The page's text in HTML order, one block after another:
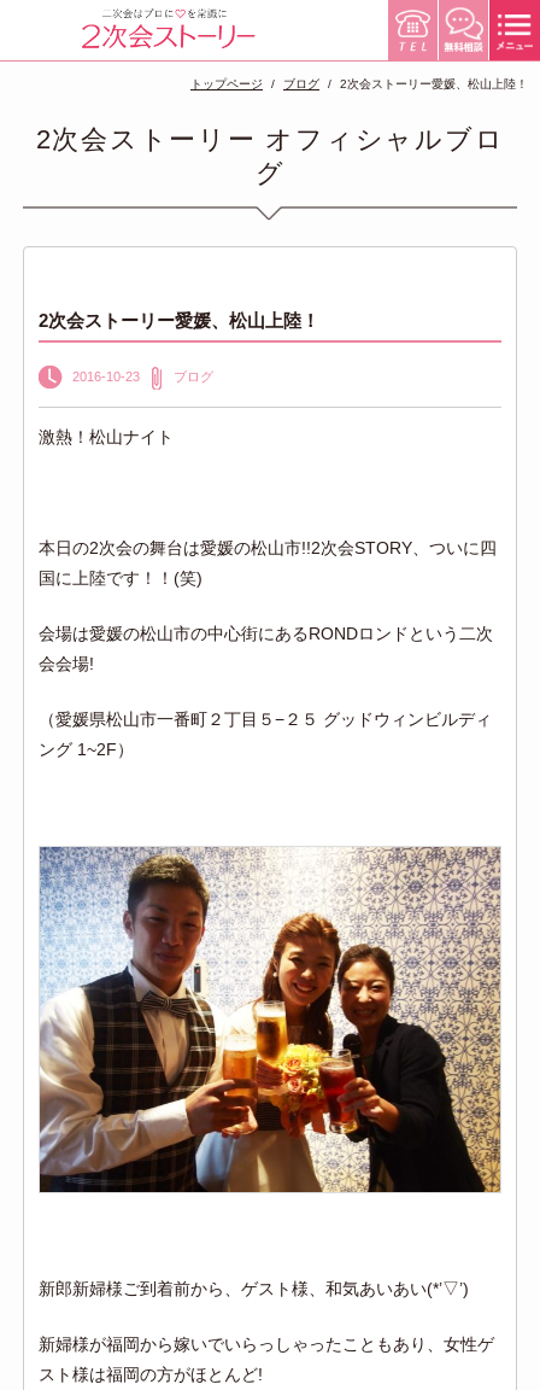
トップページ ブログ 2次会ストーリー愛媛、松山上陸！
2次会ストーリー オフィシャルブロ
グ
2次会ストーリー愛媛、松山上陸！
2016-10-23 ブログ
激熱！松山ナイト
本日の2次会の舞台は愛媛の松山市!!2次会STORY、ついに四
国に上陸です！！(笑)
会場は愛媛の松山市の中心街にあるRONDロンドという二次
会会場!
（愛媛県松山市一番町２丁目５−２５ グッドウィンビルディ
ング 1~2F）
新郎新婦様ご到着前から、ゲスト様、和気あいあい(*’▽’)
新婦様が福岡から嫁いでいらっしゃったこともあり、女性ゲ
スト様は福岡の方がほとんど!